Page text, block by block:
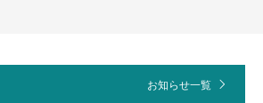
お知らせ一覧